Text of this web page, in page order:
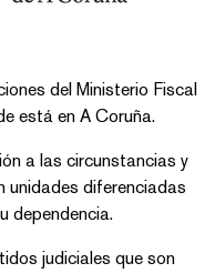
del Ministerio Fiscal
está en A Coruña.
a las circunstancias y
unidades diferenciadas
dependencia.
judiciales que son